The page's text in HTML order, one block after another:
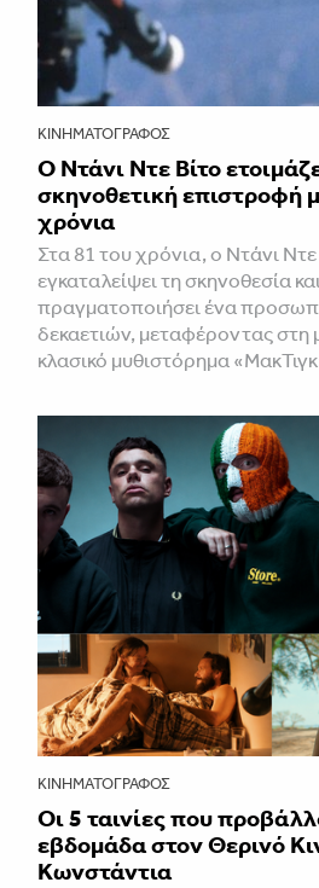
ΚΙΝΗΜΑΤΟΓΡΆΦΟΣ
Ο Ντάνι Ντε Βίτο
σκηνοθετική επιστροφή
χρόνια
Στα 81 του χρόνια, ο Ντάνι Ντε
εγκαταλείψει τη σκηνοθεσία
πραγματοποιήσει ένα
δεκαετιών, μεταφέροντας στη
κλασικό μυθιστόρημα
ΚΙΝΗΜΑΤΟΓΡΆΦΟΣ
Οι 5 ταινίες που
εβδομάδα στον Θερινό
Κωνστάντια